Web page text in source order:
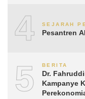
4 SEJARAH
Pesantren
5 BERITA
Dr.
Kampanye